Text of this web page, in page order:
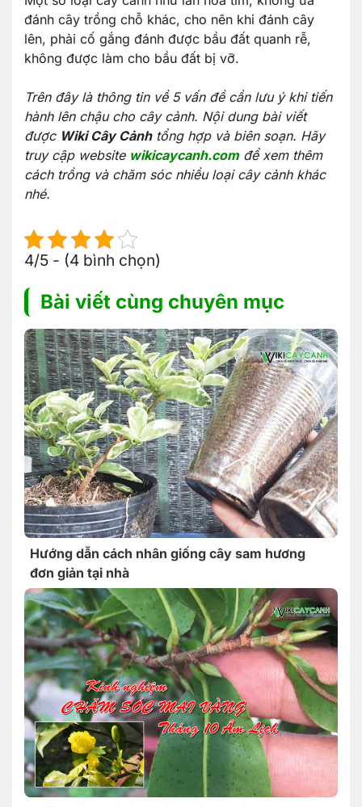
đánh cây trồng chỗ khác, cho nên khi đánh cây
lên, phải cố gắng đánh được bầu đất quanh rễ,
không được làm cho bầu đất bị vỡ.
Trên đây là thông tin về 5 vấn đề cần lưu ý khi tiến
hành lên chậu cho cây cảnh. Nội dung bài viết
được Wiki Cây Cảnhtổng hợp và biên soạn. Hãy
truy cập website wikicaycanh.comđể xem thêm
cách trồng và chăm sóc nhiều loại cây cảnh khác
nhé.
4/5 - (4 bình chọn)
Bài viết cùng chuyên mục
Hướng dẫn cách nhân giống cây sam hương
đơn giản tại nhà